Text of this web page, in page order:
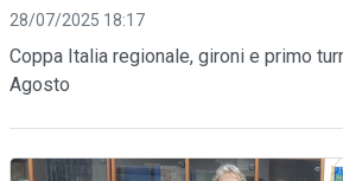
28/07/2025 18:17
Coppa Italia regionale, gironi e primo
Agosto